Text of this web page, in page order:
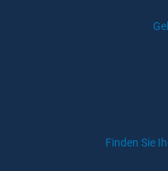
Finden Sie